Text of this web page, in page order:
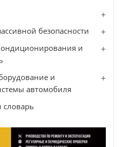
безопасности
и
и
автомобиля